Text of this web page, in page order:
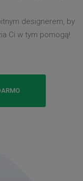
designerem, by
Ci w tym pomogą!